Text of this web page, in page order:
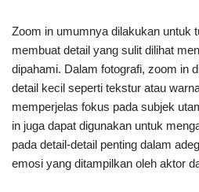
Zoom in umumnya dilakukan untuk
membuat detail yang sulit dilihat
dipahami. Dalam fotografi, zoom in
detail kecil seperti tekstur atau
memperjelas fokus pada subjek
in juga dapat digunakan untuk
pada detail-detail penting dalam
emosi yang ditampilkan oleh aktor